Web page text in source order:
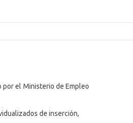
por el Ministerio de Empleo
de inserción,